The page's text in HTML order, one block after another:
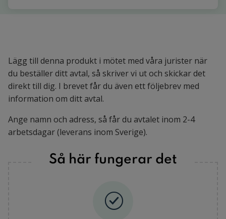
Lägg till denna produkt i mötet med våra jurister när
du beställer ditt avtal, så skriver vi ut och skickar det
direkt till dig. I brevet får du även ett följebrev med
information om ditt avtal.
Ange namn och adress, så får du avtalet inom 2-4
arbetsdagar (leverans inom Sverige).
Så här fungerar det